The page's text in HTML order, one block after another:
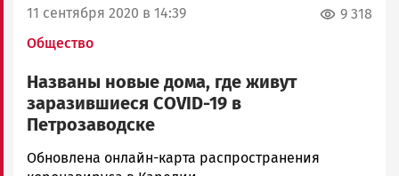
11 сентября 2020 в 14:39
Общество
9 318
Названы новые дома, где живут
заразившиеся COVID-19 в
Петрозаводске
Алексей
Обновлена онлайн-карта распространения